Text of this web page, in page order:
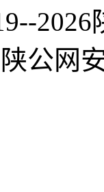
陕公网